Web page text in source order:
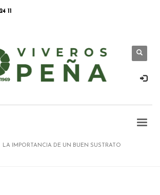
11
LA IMPORTANCIA DE UN BUEN SUSTRATO